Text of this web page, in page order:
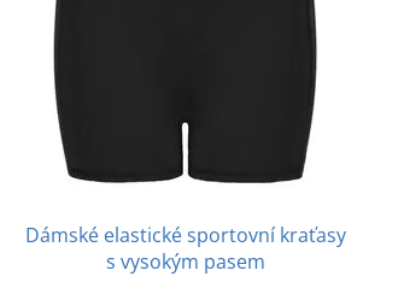
Dámské elastické sportovní kraťasy
s vysokým pasem